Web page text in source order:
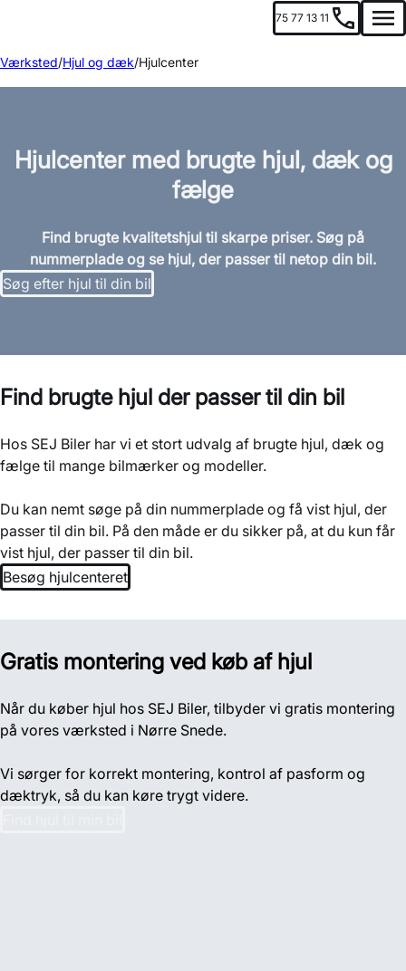
75 77 13 11
Værksted Hjul og dæk Hjulcenter
Hjulcenter med brugte hjul, dæk og
fælge
Find brugte kvalitetshjul til skarpe priser. Søg på
nummerplade og se hjul, der passer til netop din bil.
Søg efter hjul til din bil
Find brugte hjul der passer til din bil
Hos SEJ Biler har vi et stort udvalg af brugte hjul, dæk og
fælge til mange bilmærker og modeller.
Du kan nemt søge på din nummerplade og få vist hjul, der
passer til din bil. På den måde er du sikker på, at du kun får
vist hjul, der passer til din bil.
Besøg hjulcenteret
Gratis montering ved køb af hjul
Når du køber hjul hos SEJ Biler, tilbyder vi gratis montering
på vores værksted i Nørre Snede.
Vi sørger for korrekt montering, kontrol af pasform og
dæktryk, så du kan køre trygt videre.